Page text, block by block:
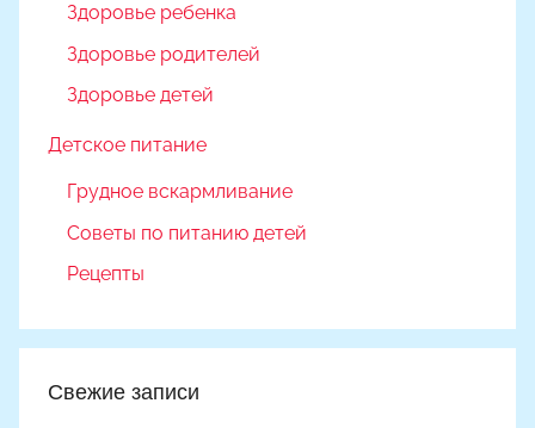
Здоровье ребенка
Здоровье родителей
Здоровье детей
Детское питание
Грудное вскармливание
Советы по питанию детей
Рецепты
Свежие записи